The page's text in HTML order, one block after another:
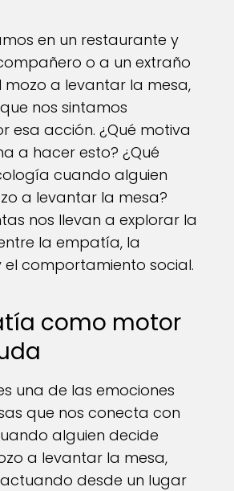
en un restaurante y
o a un extraño
a levantar la mesa,
nos sintamos
esa acción. ¿Qué motiva
a hacer esto? ¿Qué
cuando alguien
a levantar la mesa?
nos llevan a explorar la
la empatía, la
comportamiento social.
como motor
una de las emociones
que nos conecta con
alguien decide
a levantar la mesa,
desde un lugar